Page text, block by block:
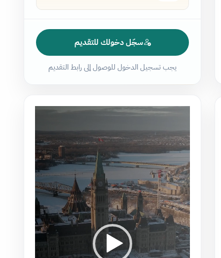
سجّل دخولك للتقديم
يجب تسجيل الدخول للوصول إلى رابط التقديم